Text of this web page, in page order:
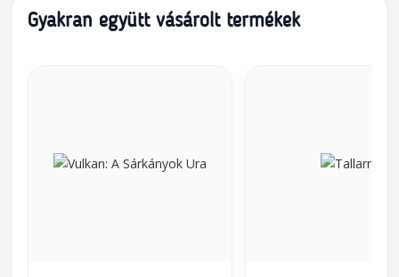
Gyakran együtt vásárolt termékek